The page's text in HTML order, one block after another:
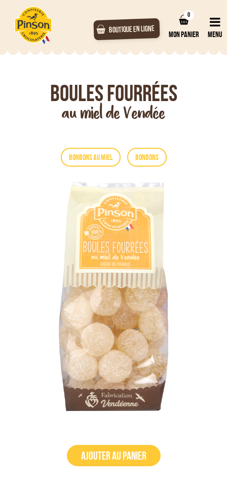
BOUTIQUE EN LIGNE
MON PANIER
0
MENU
Boules fourrées
au miel de Vendée
BONBONS AU MIEL BONBONS
AJOUTER AU PANIER